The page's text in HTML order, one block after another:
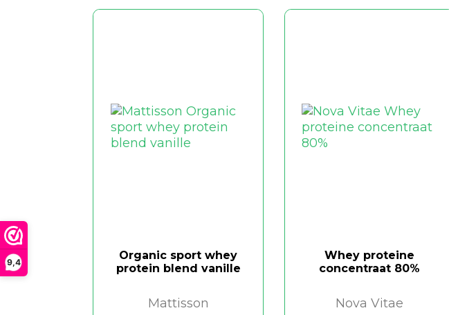
9,4
Organic sport whey
protein blend vanille
Mattisson
Whey proteine
concentraat 80%
Nova Vitae